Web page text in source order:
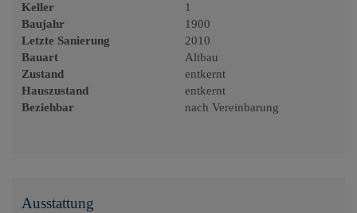
Keller
1
Baujahr
1900
Letzte Sanierung
2010
Bauart
Altbau
Zustand
entkernt
Hauszustand
entkernt
Beziehbar
nach Vereinbarung
Ausstattung